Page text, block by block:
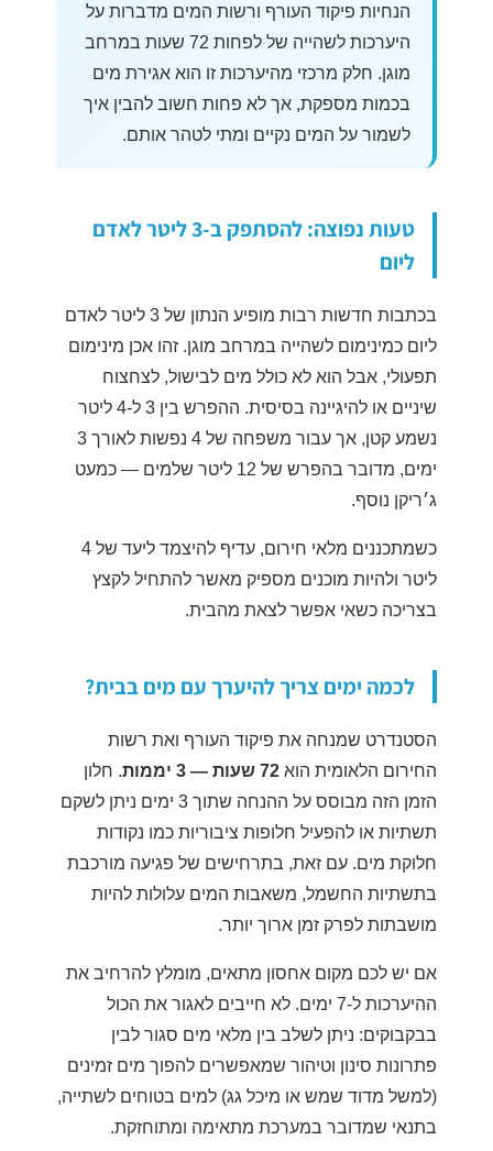
הנחיות פיקוד העורף ורשות המים מדברות על
היערכות לשהייה של לפחות 72 שעות במרחב
מוגן. חלק מרכזי מהיערכות זו הוא אגירת מים
בכמות מספקת, אך לא פחות חשוב להבין איך
לשמור על המים נקיים ומתי לטהר אותם.
טעות נפוצה: להסתפק ב-3 ליטר לאדם
ליום
בכתבות חדשות רבות מופיע הנתון של 3 ליטר לאדם
ליום כמינימום לשהייה במרחב מוגן. זהו אכן מינימום
תפעולי, אבל הוא לא כולל מים לבישול, לצחצוח
שיניים או להיגיינה בסיסית. ההפרש בין 3 ל-4 ליטר
נשמע קטן, אך עבור משפחה של 4 נפשות לאורך 3
ימים, מדובר בהפרש של 12 ליטר שלמים — כמעט
ג׳ריקן נוסף.
כשמתכננים מלאי חירום, עדיף להיצמד ליעד של 4
ליטר ולהיות מוכנים מספיק מאשר להתחיל לקצץ
בצריכה כשאי אפשר לצאת מהבית.
לכמה ימים צריך להיערך עם מים בבית?
הסטנדרט שמנחה את פיקוד העורף ואת רשות
החירום הלאומית הוא 72 שעות — 3 יממות
. חלון
הזמן הזה מבוסס על ההנחה שתוך 3 ימים ניתן לשקם
תשתיות או להפעיל חלופות ציבוריות כמו נקודות
חלוקת מים. עם זאת, בתרחישים של פגיעה מורכבת
בתשתיות החשמל, משאבות המים עלולות להיות
מושבתות לפרק זמן ארוך יותר.
אם יש לכם מקום אחסון מתאים, מומלץ להרחיב את
ההיערכות ל-7 ימים. לא חייבים לאגור את הכול
בבקבוקים: ניתן לשלב בין מלאי מים סגור לבין
פתרונות סינון וטיהור שמאפשרים להפוך מים זמינים
(למשל מדוד שמש או מיכל גג) למים בטוחים לשתייה,
בתנאי שמדובר במערכת מתאימה ומתוחזקת.